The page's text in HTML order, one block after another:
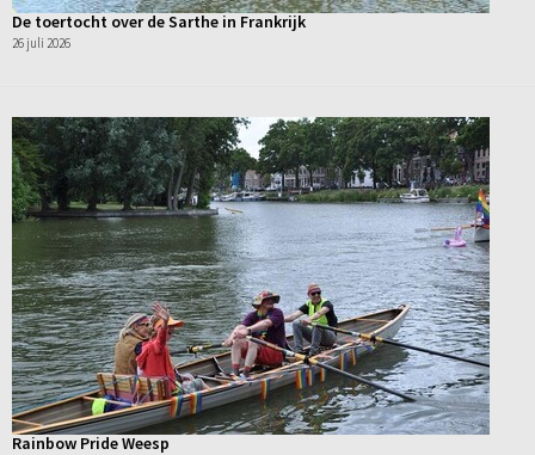
De toertocht over de Sarthe in Frankrijk
26 juli 2026
Rainbow Pride Weesp